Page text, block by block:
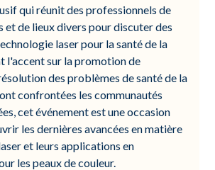
qui réunit des professionnels de
et de lieux divers pour discuter des
laser pour la santé de la
l'accent sur la promotion de
des problèmes de santé de la
confrontées les communautés
cet événement est une occasion
les dernières avancées en matière
et leurs applications en
les peaux de couleur.